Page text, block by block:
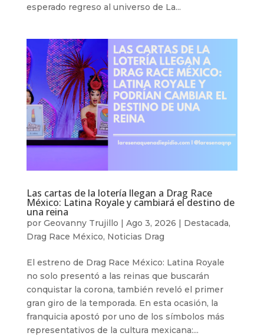
esperado regreso al universo de La...
Las cartas de la lotería llegan a Drag Race
México: Latina Royale y cambiará el destino de
una reina
por Geovanny Trujillo | Ago 3, 2026 | Destacada,
Drag Race México, Noticias Drag
El estreno de Drag Race México: Latina Royale
no solo presentó a las reinas que buscarán
conquistar la corona, también reveló el primer
gran giro de la temporada. En esta ocasión, la
franquicia apostó por uno de los símbolos más
representativos de la cultura mexicana:...